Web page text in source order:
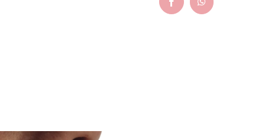
FacebookWhatsApp